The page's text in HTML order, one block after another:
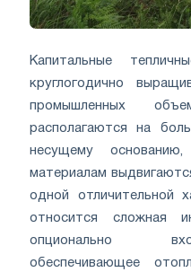
Капитальные
круглогодично
промышленных
располагаются на
несущему
материалам
одной отличительной
относится сложная
опционально
обеспечивающее